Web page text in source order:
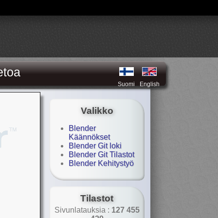
Suomi English
Valikko
Blender
Käännökset
Blender Git loki
Blender Git Tilastot
Blender Kehitystyö
Tilastot
Sivunlatauksia : 127 455